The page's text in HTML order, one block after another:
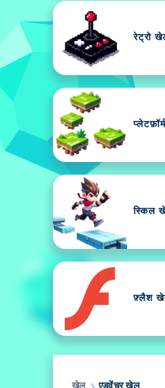
रेट्रो
स्किल
फ़्लैश